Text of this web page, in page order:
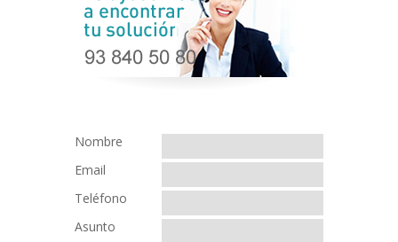
Nombre
Email
Teléfono
Asunto